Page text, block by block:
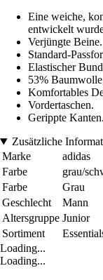
Eine weiche,
entwickelt
Verjüngte Beine.
Standard-
Elastischer
53%
Komfortables
Vordertaschen.
Gerippte Kanten.
Zusätzliche
Marke
adidas
Farbe
grau/
Farbe
Grau
Geschlecht
Mann
Altersgruppe Junior
Sortiment
Loading...
Loading...